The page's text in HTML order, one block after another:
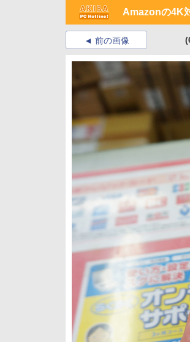
Amazonの4K
前の画像